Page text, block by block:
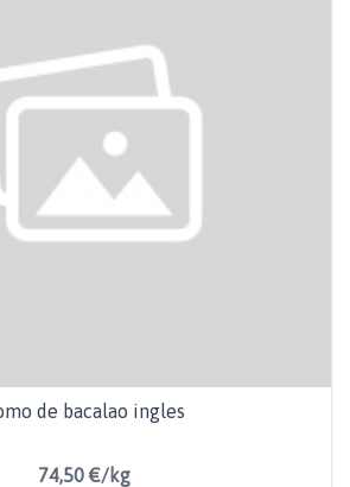
de bacalao ingles
74,50 €/kg